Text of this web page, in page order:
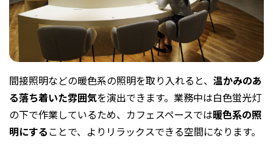
間接照明などの暖色系の照明を取り入れると、 温かみのあ
る落ち着いた雰囲気を演出できます。業務中は白色蛍光灯
の下で作業しているため、カフェスペースでは暖色系の照
明にすることで、よりリラックスできる空間になります。